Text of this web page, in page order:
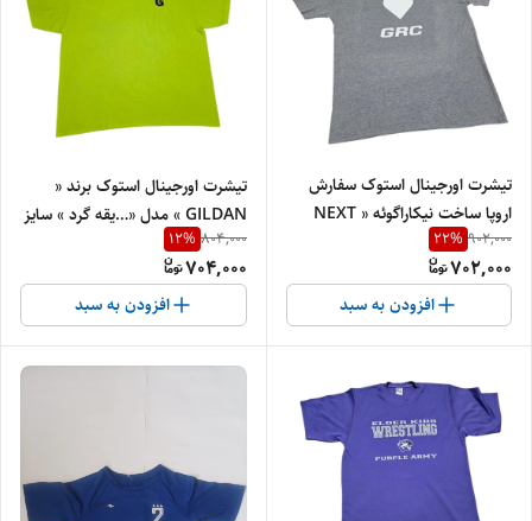
تیشرت اورجینال استوک سفارش
اروپا ساخت نیکاراگوئه « NEXT
پنبه‌، کتان درجه‌یک
902,000
22%
702,000
افزودن به سبد
تیشرت اورجینال استوک برند «
GILDAN » مدل «…یقه گرد » سایز
پنبه‌ای درجه‌یک
804,000
12%
704,000
افزودن به سبد